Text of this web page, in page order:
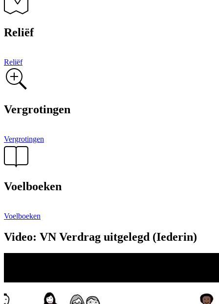
Reliëf
Reliëf
Vergrotingen
Vergrotingen
Voelboeken
Voelboeken
Video: VN Verdrag uitgelegd (Iederin)